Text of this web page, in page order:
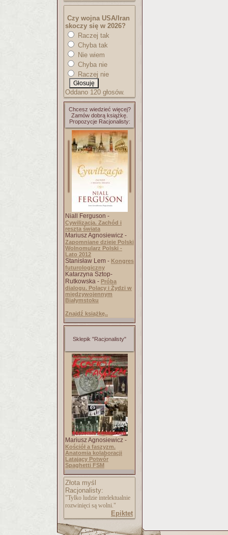
Czy wojna USA/Iran
skoczy się w 2026?
Raczej tak
Chyba tak
Nie wiem
Chyba nie
Raczej nie
Oddano 120 głosów.
Chcesz wiedzieć więcej?
Zamów dobrą książkę.
Propozycje Racjonalisty:
Niall Ferguson -
Cywilizacja. Zachód i
reszta świata
Mariusz Agnosiewicz -
Zapomniane dzieje Polski
Wolnomularz Polski -
Lato 2012
Stanisław Lem - Kongres
futurologiczny
Katarzyna Sztop-
Rutkowska - Próba
dialogu. Polacy i Żydzi w
międzywojennym
Białymstoku
Znajdź książkę..
Sklepik "Racjonalisty"
Mariusz Agnosiewicz -
Kościół a faszyzm.
Anatomia kolaboracji
Latający Potwór
Spaghetti FSM
Złota myśl
Racjonalisty:
"Tylko ludzie intelektualnie
rozwinięci są wolni."
Epiktet